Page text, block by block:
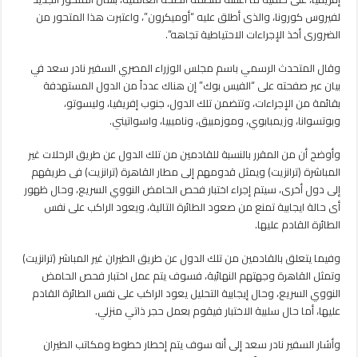
5
عن
قائمة
إجراءات
احتياطية
لفيروس كورونا، والذى أطلق عليه “أوميكرون”، واعتبرت هذا المتحور من
الضرورى أخذ الإجراءات الاحتياطية تجاهه”.
وقال المتحدث الرسمي باسم مجلس الوزراء المصري السفير نادر سعد في
بيان عبر صفحته على “الفيس بوك” إن هناك عدداً من الدول المستهدفة
بقائمة من الإجراءات، وتتضمن تلك الدول، جنوب إفريقيا، وليسوتو،
وبوتسوانا، وزيمبابوي، وموزمبيق، وناميبيا، واسواتيني.
وأوضح أن من المقرر بالنسبة للقادمين من تلك الدول عن طريق الرحلات غير
المباشرة (ترانزيت) ويمثل قدومهم إلى مطار القاهرة (ترانزيت) فى طريقهم
إلى دول أخرى، سيتم إجراء اختبار فحص الحامض النووي السريع، وحال ظهور
أى حالة ايجابية تمنع من صعود الطائرة التالية، ويعود الراكب على نفس
الطائرة القادم عليها.
وفيما يتعلق بالقادمين من تلك الدول عن طريق الطيران غير المباشر (ترانزيت)
وتمثل القاهرة وجهتهم النهائية، فسوف يتم عمل اختبار فحص الحامض
النووي السريع، وحال إيجابية التحليل يعود الراكب على نفس الطائرة القادم
عليها، أما حال سلبية الاختبار فيقوم بعمل حجر ذاتي منزلي.
وأشار السفير نادر سعد إلى أنه سوف يتم إخطار خطوط ومكاتب الطيران